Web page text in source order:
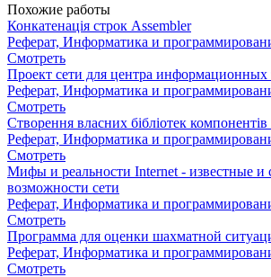
Похожие работы
Конкатенація строк Assembler
Реферат, Информатика и
Смотреть
Проект сети для центра информационных
Реферат, Информатика и
Смотреть
Створення власних бібліотек
Реферат, Информатика и
Смотреть
Мифы и реальности Internet - известные и
возможности сети
Реферат, Информатика и
Смотреть
Программа для оценки шахматной
Реферат, Информатика и
Смотреть